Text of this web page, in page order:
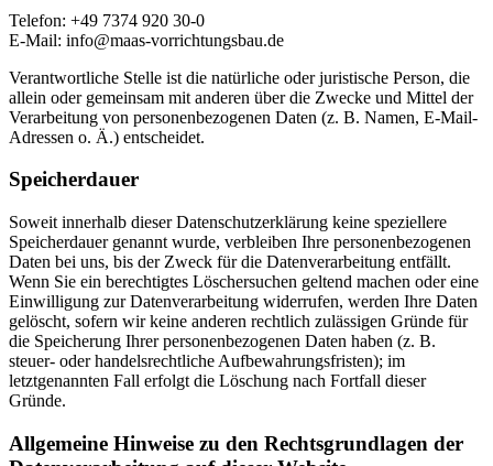
Telefon: +49 7374 920 30-0
E-Mail: info@maas-vorrichtungsbau.de
Verantwortliche Stelle ist die natürliche oder juristische Person, die
allein oder gemeinsam mit anderen über die Zwecke und Mittel der
Verarbeitung von personenbezogenen Daten (z. B. Namen, E-Mail-
Adressen o. Ä.) entscheidet.
Speicherdauer
Soweit innerhalb dieser Datenschutzerklärung keine speziellere
Speicherdauer genannt wurde, verbleiben Ihre personenbezogenen
Daten bei uns, bis der Zweck für die Datenverarbeitung entfällt.
Wenn Sie ein berechtigtes Löschersuchen geltend machen oder eine
Einwilligung zur Datenverarbeitung widerrufen, werden Ihre Daten
gelöscht, sofern wir keine anderen rechtlich zulässigen Gründe für
die Speicherung Ihrer personenbezogenen Daten haben (z. B.
steuer- oder handelsrechtliche Aufbewahrungsfristen); im
letztgenannten Fall erfolgt die Löschung nach Fortfall dieser
Gründe.
Allgemeine Hinweise zu den Rechtsgrundlagen der